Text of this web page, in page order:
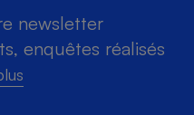
newsletter
enquêtes réalisés